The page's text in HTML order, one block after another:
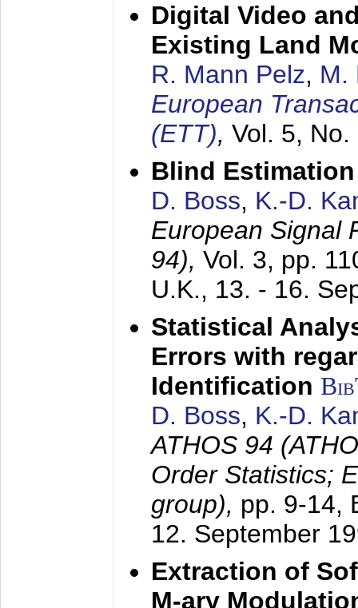
Digital Video
Existing Land
R. Mann Pelz, M.
European
(ETT), Vol. 5,
Blind
D. Boss, K.-D.
European Signal
94), Vol. 3, pp.
U.K., 13. - 16.
Statistical
Errors with
Identification
D. Boss, K.-D.
ATHOS 94
Order Statistics;
group), pp. 9-14,
12. September
Extraction of
M-ary